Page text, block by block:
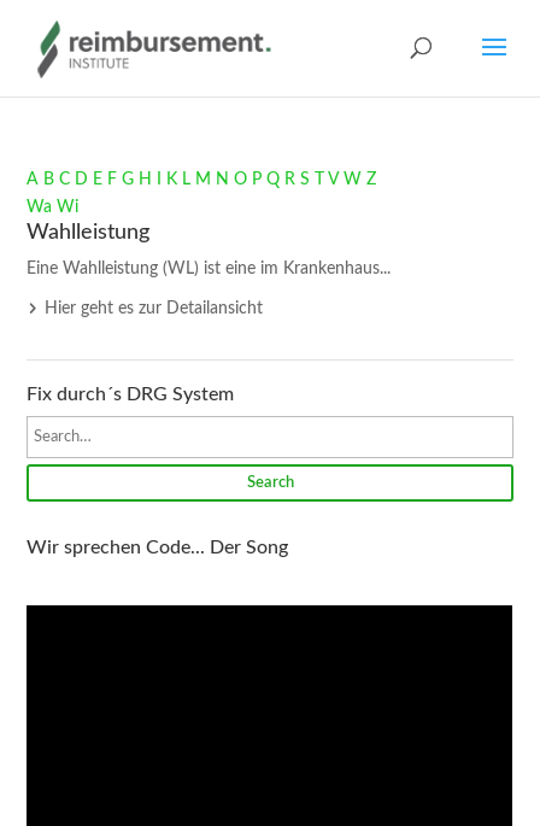
A B C D E F G H K L M N O P Q R S V W Z
Wa Wi
Wahlleistung
Eine Wahlleistung (WL) ist eine im Krankenhaus...
Hier geht es zur Detailansicht
Fix durch´s DRG System
Search
Wir sprechen Code... Der Song